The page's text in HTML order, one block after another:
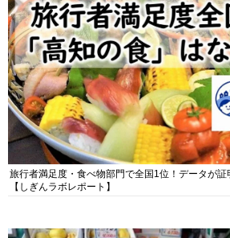
旅行者満足度・食べ物部門で全国1位！データが
【しぎんラボレポート】